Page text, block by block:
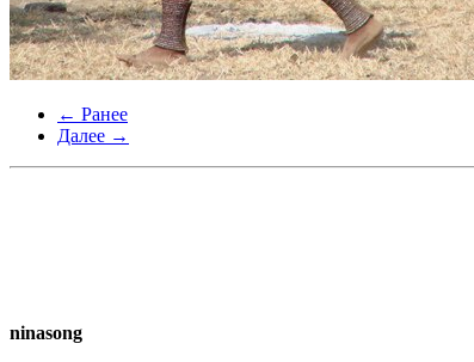
← Ранее
Далее →
ninasong